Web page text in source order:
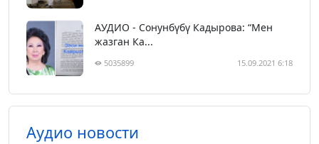
АУДИО - Сонунбүбү Кадырова: “Мен
жазган Ка...
5035899 15.09.2021 6:18
Аудио новости